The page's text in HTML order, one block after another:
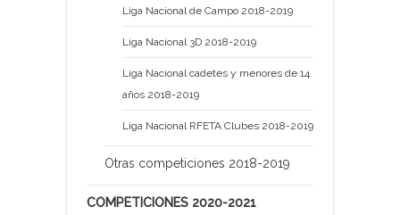
Liga Nacional de Campo 2018-2019
Liga Nacional 3D 2018-2019
Liga Nacional cadetes y menores de 14
años 2018-2019
Liga Nacional RFETA Clubes 2018-2019
Otras competiciones 2018-2019
COMPETICIONES 2020-2021